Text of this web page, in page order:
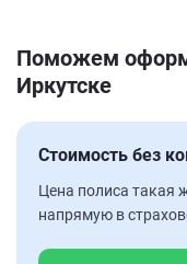
Поможем
Иркутске
Стоимость без
Цена полиса такая
напрямую в